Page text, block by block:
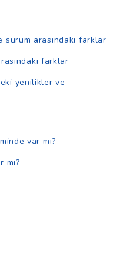
arasındaki farklar
farklar
yenilikler ve
var mı?